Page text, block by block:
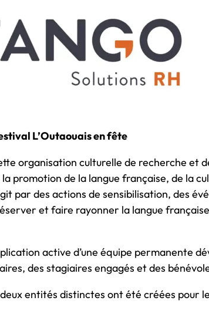
L’Outaouais en fête
organisation culturelle de recherche et
promotion de la langue française, de la
par des actions de sensibilisation, des
et faire rayonner la langue
active d’une équipe permanente
des stagiaires engagés et des
entités distinctes ont été créées pour